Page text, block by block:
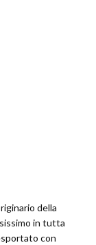
della
in tutta
con